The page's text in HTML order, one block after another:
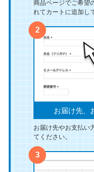
商品ページでご希望
れてカートに追加し
お届け先、
お届け先やお支払い
てください。